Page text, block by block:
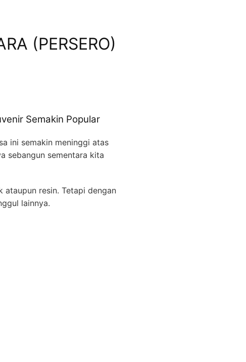
(PERSERO)
Semakin Popular
ini semakin meninggi atas
sebangun sementara kita
resin. Tetapi dengan
lainnya.